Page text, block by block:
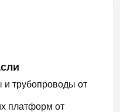
и трубопроводы от
платформ от